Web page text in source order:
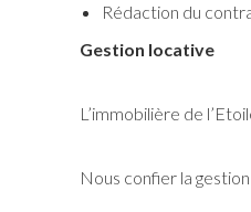
Rédaction du
Gestion locative
L’immobilière de
Nous confier la